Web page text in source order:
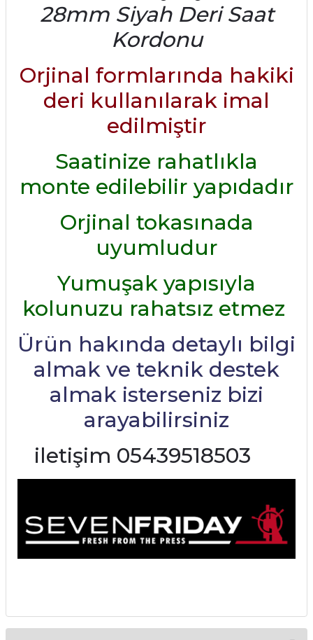
28mm Siyah Deri Saat
Kordonu
Orjinal formlarında hakiki
deri kullanılarak imal
edilmiştir
Saatinize rahatlıkla
monte edilebilir yapıdadır
Orjinal tokasınada
uyumludur
Yumuşak yapısıyla
kolunuzu rahatsız etmez
Ürün hakında detaylı bilgi
almak ve teknik destek
almak isterseniz bizi
arayabilirsiniz
iletişim 05439518503